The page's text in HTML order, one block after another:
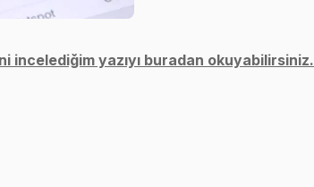
incelediğim yazıyı buradan okuyabilirsiniz.